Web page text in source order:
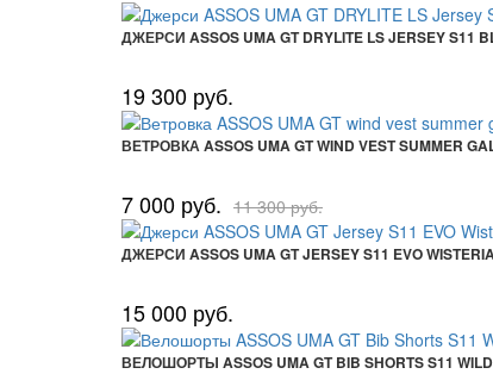
ДЖЕРСИ ASSOS UMA GT DRYLITE LS JERSEY S11
19 300 руб.
ВЕТРОВКА ASSOS UMA GT WIND VEST SUMMER
7 000 руб. 11 300 руб.
ДЖЕРСИ ASSOS UMA GT JERSEY S11 EVO
15 000 руб.
ВЕЛОШОРТЫ ASSOS UMA GT BIB SHORTS S11